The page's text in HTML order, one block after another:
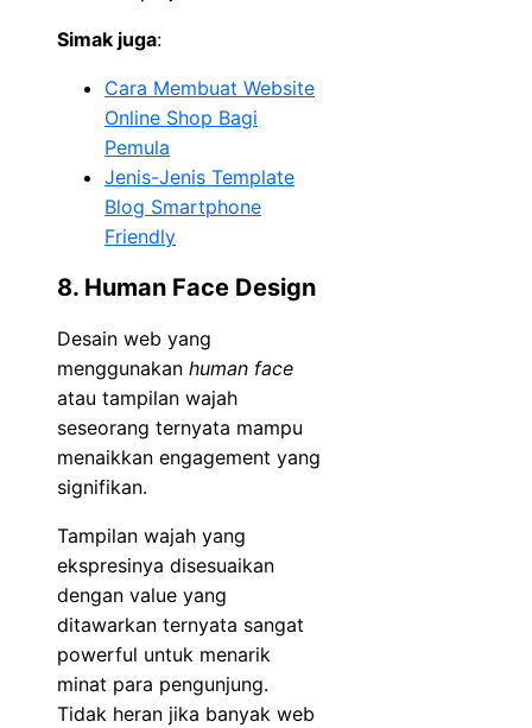
Simak juga:
Cara Membuat Website
Online Shop Bagi
Pemula
Jenis-Jenis Template
Blog Smartphone
Friendly
8. Human Face Design
Desain web yang
menggunakan human face
atau tampilan wajah
seseorang ternyata mampu
menaikkan engagement yang
signifikan.
Tampilan wajah yang
ekspresinya disesuaikan
dengan value yang
ditawarkan ternyata sangat
powerful untuk menarik
minat para pengunjung.
Tidak heran jika banyak web